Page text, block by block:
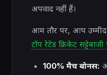
अपवाद नहीं हैं।
आम तौर पर, आप
टॉप रेटेड क्रिकेट
100% मैच बोनस: